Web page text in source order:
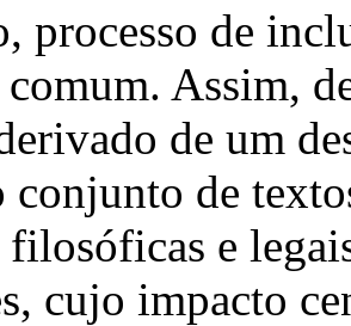
processo de
comum. Assim,
de um
conjunto de
e
cujo impacto